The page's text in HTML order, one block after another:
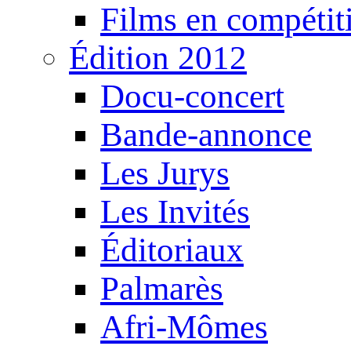
Films en
Édition 2012
Docu-concert
Bande-annonce
Les Jurys
Les Invités
Éditoriaux
Palmarès
Afri-Mômes